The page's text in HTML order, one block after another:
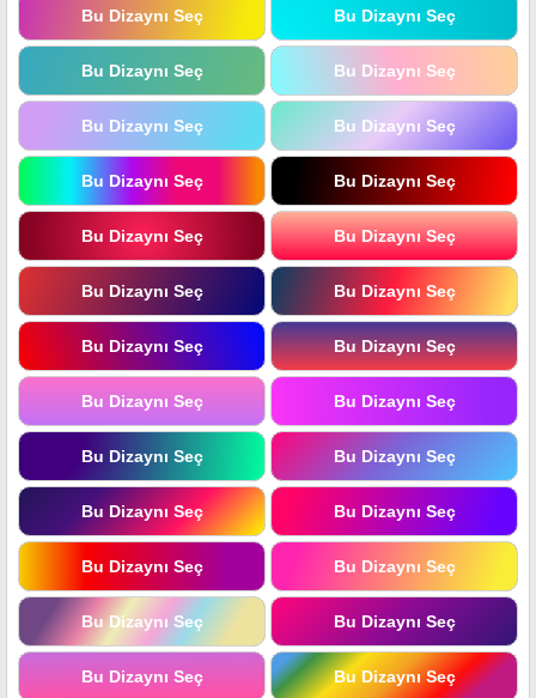
Bu Dizaynı Seç Bu Dizaynı Seç
Bu Dizaynı Seç Bu Dizaynı Seç
Bu Dizaynı Seç Bu Dizaynı Seç
Bu Dizaynı Seç Bu Dizaynı Seç
Bu Dizaynı Seç Bu Dizaynı Seç
Bu Dizaynı Seç Bu Dizaynı Seç
Bu Dizaynı Seç Bu Dizaynı Seç
Bu Dizaynı Seç Bu Dizaynı Seç
Bu Dizaynı Seç Bu Dizaynı Seç
Bu Dizaynı Seç Bu Dizaynı Seç
Bu Dizaynı Seç Bu Dizaynı Seç
Bu Dizaynı Seç Bu Dizaynı Seç
Bu Dizaynı Seç Bu Dizaynı Seç